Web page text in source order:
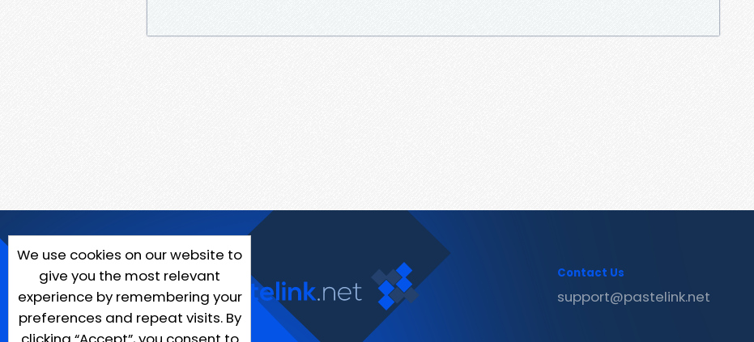
We use cookies on our website to
give you the most relevant
experience by remembering your
preferences and repeat visits. By
Contact Us
support@pastelink.net